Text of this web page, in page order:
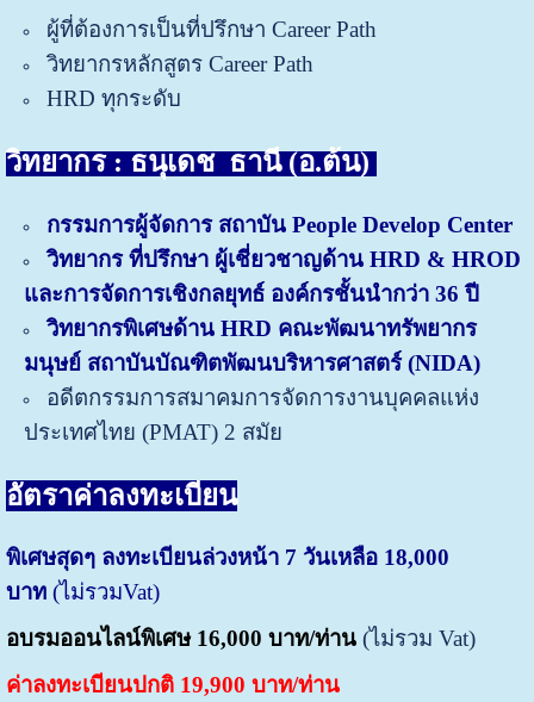
ผู้ที่ต้องการเป็นที่ปรึกษา Career Path
วิทยากรหลักสูตร Career Path
HRD ทุกระดับ
วิทยากร : ธนุเดช ธานี (อ.ต้น)
กรรมการผู้จัดการ สถาบัน People Develop Center
วิทยากร ที่ปรึกษา ผู้เชี่ยวชาญด้าน HRD & HROD
และการจัดการเชิงกลยุทธ์ องค์กรชั้นนำกว่า 36 ปี
วิทยากรพิเศษด้าน HRD คณะพัฒนาทรัพยากร
มนุษย์ สถาบันบัณฑิตพัฒนบริหารศาสตร์ (NIDA)
อดีตกรรมการสมาคมการจัดการงานบุคคลแห่ง
ประเทศไทย (PMAT) 2 สมัย
อัตราค่าลงทะเบียน
พิเศษสุดๆ ลงทะเบียนล่วงหน้า 7 วันเหลือ 18,000
บาท (ไม่รวมVat)
อบรมออนไลน์พิเศษ 16,000 บาท/ท่าน(ไม่รวม Vat)
ค่าลงทะเบียนปกติ 19,900 บาท/ท่าน